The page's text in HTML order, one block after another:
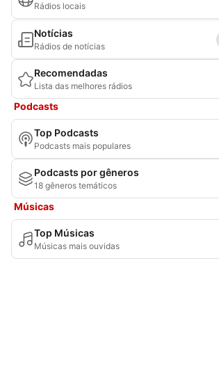
Rádios locais
Notícias
Rádios de notícias
Recomendadas
Lista das melhores rádios
Podcasts
Top Podcasts
Podcasts mais populares
Podcasts por gêneros
18 gêneros temáticos
Músicas
Top Músicas
Músicas mais ouvidas